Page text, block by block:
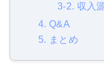
3-2. 収入
4. Q&A
5. まとめ